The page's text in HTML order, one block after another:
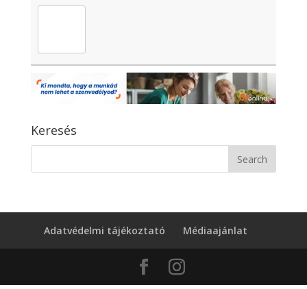
Keresés
Adatvédelmi tájékoztató Médiaajánlat